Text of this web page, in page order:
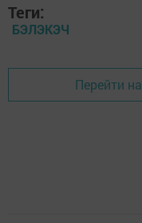
Теги:
БЭЛЭКЭЧ
Перейти